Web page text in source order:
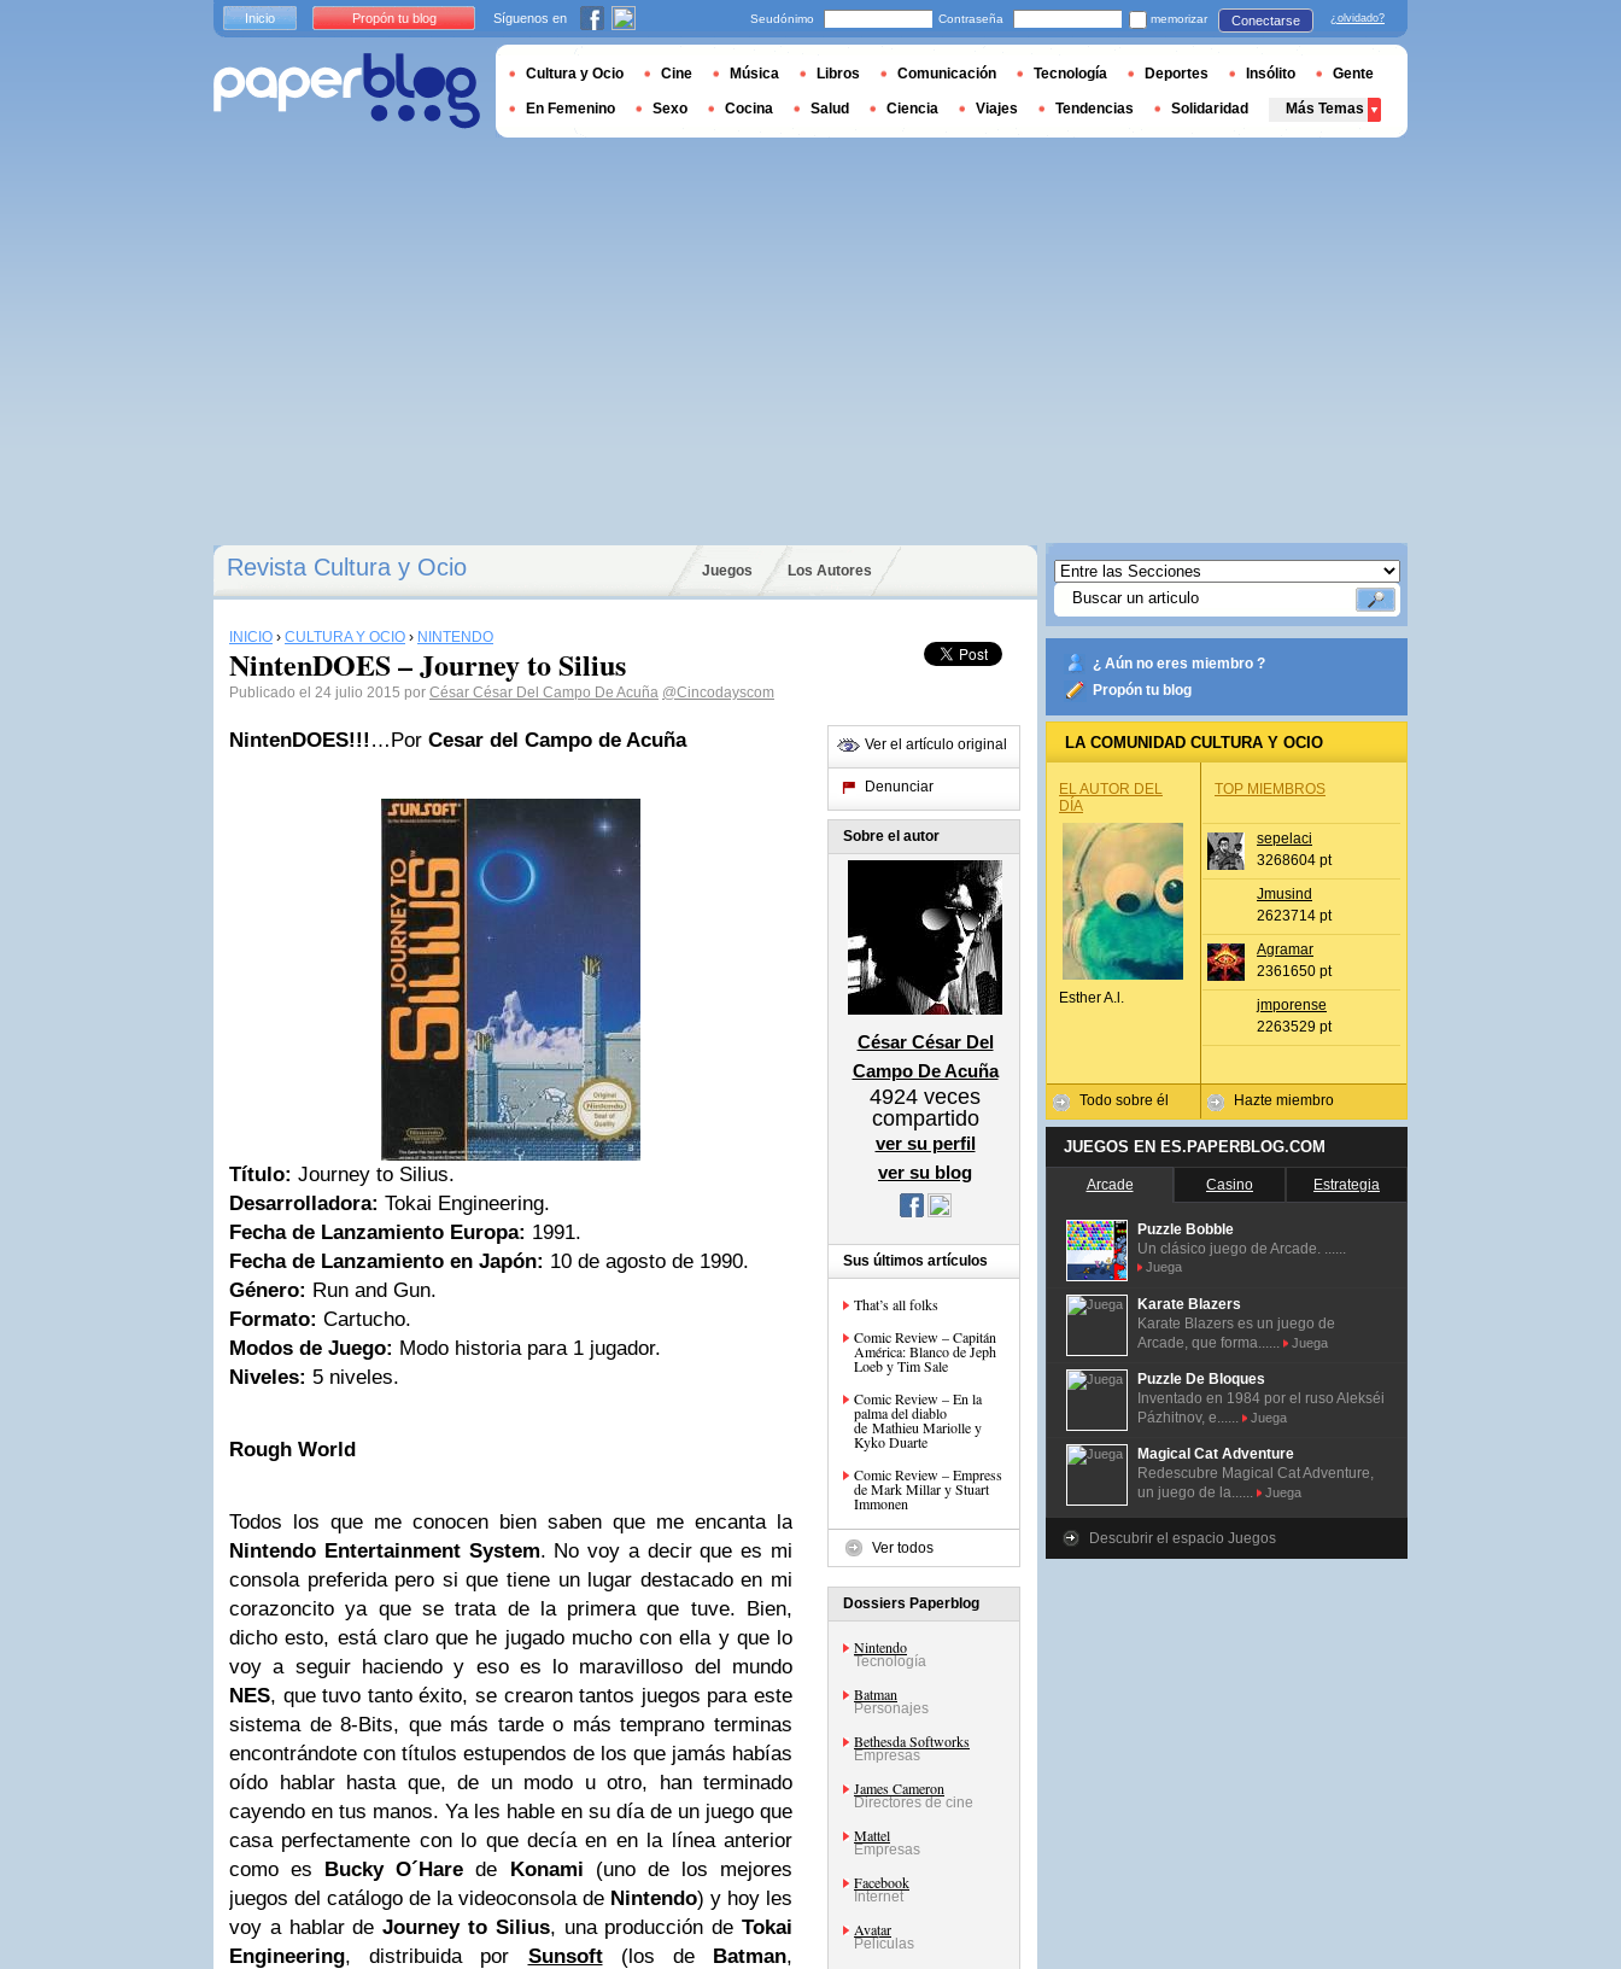
Revista Cultura y Ocio Juegos Los Autores
INICIO › CULTURA Y OCIO › NINTENDO
NintenDOES – Journey to Silius
Publicado el 24 julio 2015 por César César Del Campo De Acuña @Cincodayscom
NintenDOES!!! …Por Cesar del Campo de Acuña
Título: Journey to Silius.
Desarrolladora: Tokai Engineering.
Fecha de Lanzamiento Europa: 1991.
Fecha de Lanzamiento en Japón: 10 de agosto de 1990.
Género: Run and Gun.
Formato: Cartucho.
Modos de Juego: Modo historia para 1 jugador.
Niveles: 5 niveles.
Rough World
Todos los que me conocen bien saben que me encanta la
Nintendo Entertainment System. No voy a decir que es mi
consola preferida pero si que tiene un lugar destacado en mi
corazoncito ya que se trata de la primera que tuve. Bien,
dicho esto, está claro que he jugado mucho con ella y que lo
voy a seguir haciendo y eso es lo maravilloso del mundo
NES, que tuvo tanto éxito, se crearon tantos juegos para este
sistema de 8-Bits, que más tarde o más temprano terminas
encontrándote con títulos estupendos de los que jamás habías
oído hablar hasta que, de un modo u otro, han terminado
cayendo en tus manos. Ya les hable en su día de un juego que
casa perfectamente con lo que decía en en la línea anterior
como es Bucky O´Hare de Konami (uno de los mejores
juegos del catálogo de la videoconsola de Nintendo) y hoy les
voy a hablar deJourney to Silius, una producción deTokai
Engineering, distribuida por Sunsoft(los de Batman,
Ver el artículo original
Denunciar
Sobre el autor
César César Del
Campo De Acuña
4924 veces
compartido
ver su perfil
ver su blog
Sus últimos artículos
That’s all folks
Comic Review – Capitán
América: Blanco de Jeph
Loeb y Tim Sale
Comic Review – En la
palma del diablo
de Mathieu Mariolle y
Kyko Duarte
Comic Review – Empress
de Mark Millar y Stuart
Immonen
Ver todos
Dossiers Paperblog
Nintendo
Tecnología
Batman
Personajes
Bethesda Softworks
Empresas
James Cameron
Directores de cine
Mattel
Empresas
Facebook
Internet
Avatar
Películas
¿ Aún no eres miembro ?
Propón tu blog
LA COMUNIDAD CULTURA Y OCIO
EL AUTOR DEL
DÍA
Esther A.l.
Todo sobre él
TOP MIEMBROS
sepelaci
3268604 pt
Jmusind
2623714 pt
Agramar
2361650 pt
jmporense
2263529 pt
Hazte miembro
JUEGOS EN ES.PAPERBLOG.COM
Arcade Casino Estrategia
Puzzle Bobble
Un clásico juego de Arcade. ......
Juega
Karate Blazers
Karate Blazers es un juego de
Arcade, que forma......
Juega
Puzzle De Bloques
Inventado en 1984 por el ruso Alekséi
Pázhitnov, e......
Juega
Magical Cat Adventure
Redescubre Magical Cat Adventure,
un juego de la......
Juega
Descubrir el espacio Juegos
Inicio Propón tu blog Síguenos en Seudónimo Contraseña memorizar Conectarse ¿olvidado?
Cultura y Ocio Cine Música Libros Comunicación Tecnología Deportes Insólito Gente
En Femenino Sexo Cocina Salud Ciencia Viajes Tendencias Solidaridad Más Temas